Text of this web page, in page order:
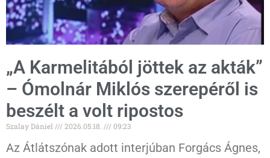
„A Karmelitából jöttek az akták”
– Ómolnár Miklós szerepéről is
beszélt a volt ripostos
Szalay Dániel 2026.05.18. 09:23
Az Átlátszónak adott interjúban Forgács Ágnes,